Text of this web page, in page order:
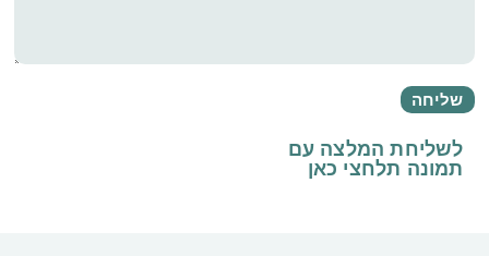
לשליחת המלצה עם
תמונה תלחצי כאן